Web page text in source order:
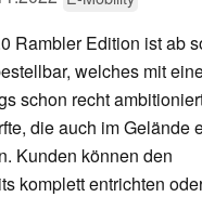
Rambler Edition ist ab
welches mit
schon recht
die auch im Gelände
Kunden können den
komplett entrichten